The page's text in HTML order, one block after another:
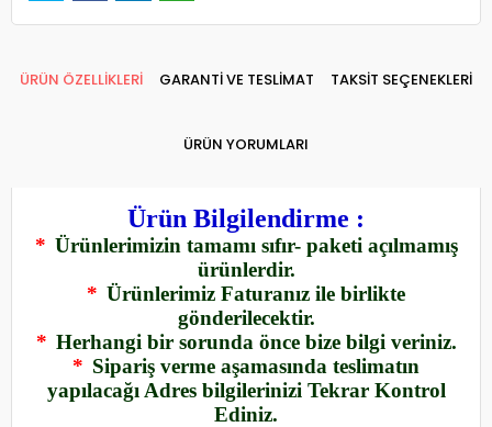
ÜRÜN ÖZELLİKLERİ GARANTİ VE TESLİMAT TAKSİT SEÇENEKLERİ
ÜRÜN YORUMLARI
Ürün Bilgilendirme :
* Ürünlerimizin tamamı sıfır- paketi açılmamış
ürünlerdir.
* Ürünlerimiz Faturanız ile birlikte
gönderilecektir.
* Herhangi bir sorunda önce bize bilgi veriniz.
* Sipariş verme aşamasında teslimatın
yapılacağı Adres bilgilerinizi Tekrar Kontrol
Ediniz.